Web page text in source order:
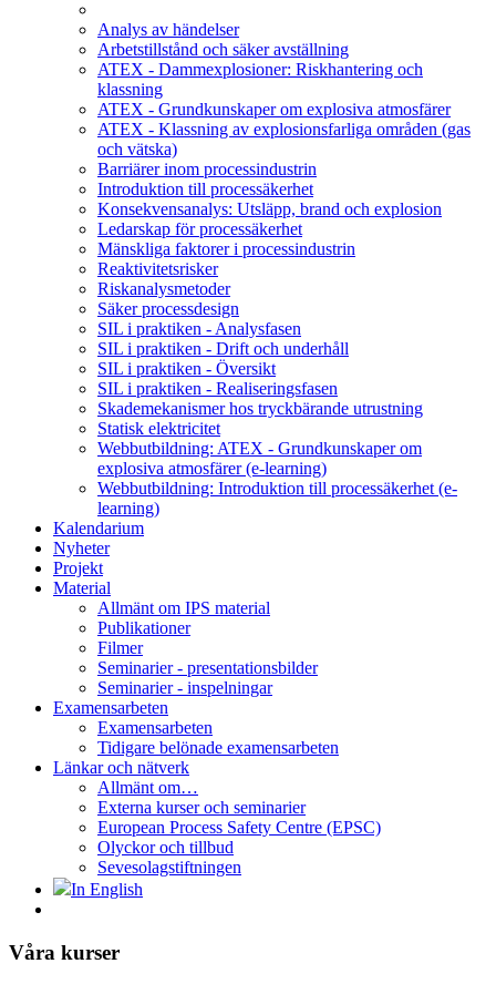
Analys av händelser
Arbetstillstånd och säker avställning
ATEX - Dammexplosioner: Riskhantering och
klassning
ATEX - Grundkunskaper om explosiva atmosfärer
ATEX - Klassning av explosionsfarliga områden (gas
och vätska)
Barriärer inom processindustrin
Introduktion till processäkerhet
Konsekvensanalys: Utsläpp, brand och explosion
Ledarskap för processäkerhet
Mänskliga faktorer i processindustrin
Reaktivitetsrisker
Riskanalysmetoder
Säker processdesign
SIL i praktiken - Analysfasen
SIL i praktiken - Drift och underhåll
SIL i praktiken - Översikt
SIL i praktiken - Realiseringsfasen
Skademekanismer hos tryckbärande utrustning
Statisk elektricitet
Webbutbildning: ATEX - Grundkunskaper om
explosiva atmosfärer (e-learning)
Webbutbildning: Introduktion till processäkerhet (e-
learning)
Kalendarium
Nyheter
Projekt
Material
Allmänt om IPS material
Publikationer
Filmer
Seminarier - presentationsbilder
Seminarier - inspelningar
Examensarbeten
Examensarbeten
Tidigare belönade examensarbeten
Länkar och nätverk
Allmänt om…
Externa kurser och seminarier
European Process Safety Centre (EPSC)
Olyckor och tillbud
Sevesolagstiftningen
In English
Våra kurser